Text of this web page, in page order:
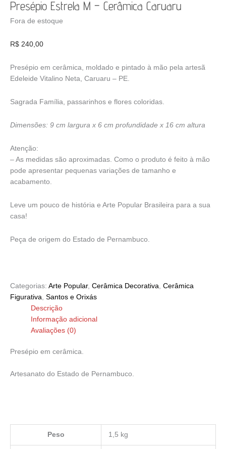
Presépio Estrela M – Cerâmica Caruaru
R$ 240,00
Presépio em cerâmica, moldado e pintado à mão pela artesã
Edeleide Vitalino Neta, Caruaru – PE.
Sagrada Família, passarinhos e flores coloridas.
Dimensões: 9 cm largura x 6 cm profundidade x 16 cm altura
Atenção:
– As medidas são aproximadas. Como o produto é feito à mão
pode apresentar pequenas variações de tamanho e
acabamento.
Leve um pouco de história e Arte Popular Brasileira para a sua
casa!
Peça de origem do Estado de Pernambuco.
Fora de estoque
Categorias: Arte Popular, Cerâmica Decorativa Cerâmica
Figurativa Santos e Orixás
Descrição
Informação adicional
Avaliações (0)
Presépio em cerâmica.
Artesanato do Estado de Pernambuco.
Peso 1,5 kg